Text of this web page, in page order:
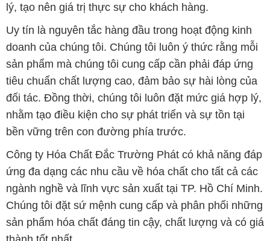
tiêu chuẩn chất lượng cao, đảm bảo sự hài lòng của
đối tác. Đồng thời, chúng tôi luôn đặt mức giá hợp lý,
nhằm tạo điều kiện cho sự phát triển và sự tồn tại
bền vững trên con đường phía trước.
Công ty Hóa Chất Đắc Trường Phát có khả năng đáp
ứng đa dạng các nhu cầu về hóa chất cho tất cả các
ngành nghề và lĩnh vực sản xuất tại TP. Hồ Chí Minh.
Chúng tôi đặt sứ mệnh cung cấp và phân phối những
sản phẩm hóa chất đáng tin cậy, chất lượng và có giá
thành tốt nhất.
Đội ngũ nhân viên của chúng tôi là những chuyên gia
giàu kinh nghiệm, luôn sẵn sàng tư vấn và hỗ trợ
khách hàng một cách chuyên nghiệp. Chúng tôi cam